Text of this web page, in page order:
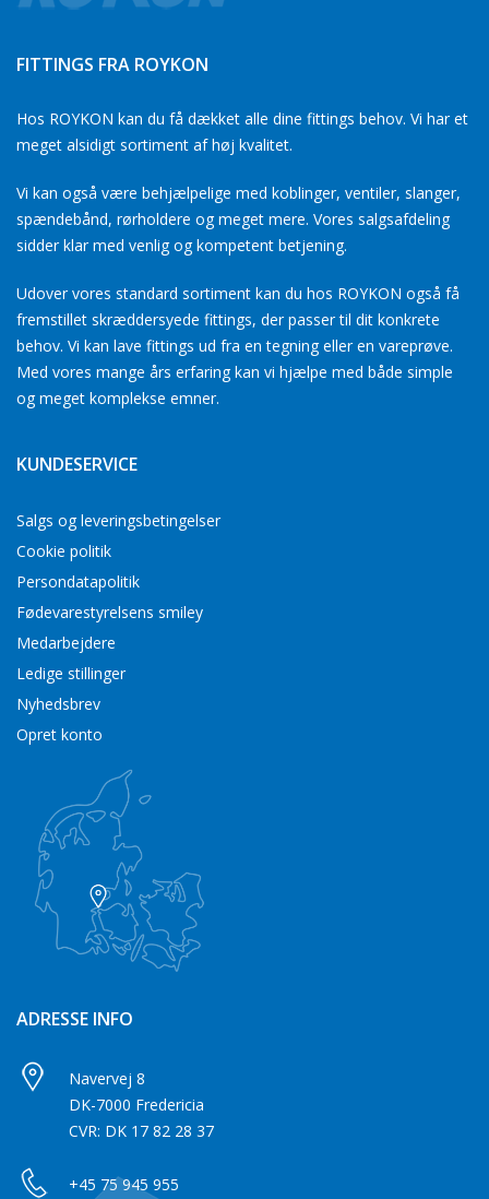
FITTINGS FRA ROYKON
Hos ROYKON kan du få dækket alle dine fittings behov. Vi har et
meget alsidigt sortiment af høj kvalitet.
Vi kan også være behjælpelige med koblinger, ventiler, slanger,
spændebånd, rørholdere og meget mere. Vores salgsafdeling
sidder klar med venlig og kompetent betjening.
Udover vores standard sortiment kan du hos ROYKON også få
fremstillet skræddersyede fittings, der passer til dit konkrete
behov. Vi kan lave fittings ud fra en tegning eller en vareprøve.
Med vores mange års erfaring kan vi hjælpe med både simple
og meget komplekse emner.
KUNDESERVICE
Salgs og leveringsbetingelser
Cookie politik
Persondatapolitik
Fødevarestyrelsens smiley
Medarbejdere
Ledige stillinger
Nyhedsbrev
Opret konto
ADRESSE INFO
Navervej 8
DK-7000 Fredericia
CVR: DK 17 82 28 37
+45 75 945 955